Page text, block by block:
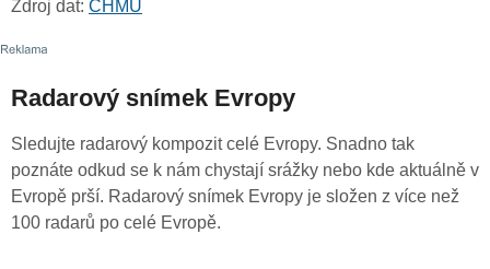
Zdroj dat: ČHMÚ
Radarový snímek Evropy
Sledujte radarový kompozit celé Evropy. Snadno tak
poznáte odkud se k nám chystají srážky nebo kde aktuálně v
Evropě prší. Radarový snímek Evropy je složen z více než
100 radarů po celé Evropě.